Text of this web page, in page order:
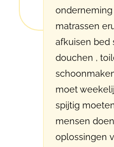
matrassen
afkuisen bed
douchen ,
moet
spijtig
mensen
oplossingen